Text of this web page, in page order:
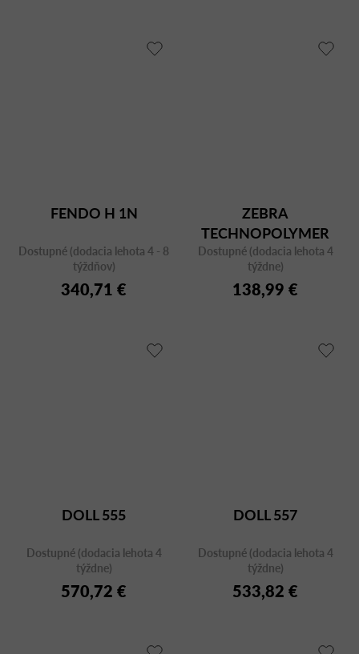
FENDO H 1N
Dostupné (dodacia lehota 4 - 8
týždňov)
340,71 €
ZEBRA
TECHNOPOLYMER
2565 CR
Dostupné (dodacia lehota 4
týždne)
138,99 €
DOLL 555
Dostupné (dodacia lehota 4
týždne)
570,72 €
DOLL 557
Dostupné (dodacia lehota 4
týždne)
533,82 €